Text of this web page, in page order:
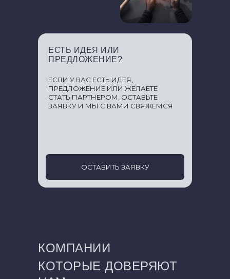
ОСТАВИТЬ ЗАЯВКУ
ЕСЛИ У ВАС ЕСТЬ ИДЕЯ,
ПРЕДЛОЖЕНИЕ ИЛИ ЖЕЛАЕТЕ
СТАТЬ ПАРТНЕРОМ, ОСТАВЬТЕ
ЗАЯВКУ И МЫ С ВАМИ СВЯЖЕМСЯ
ЕСТЬ ИДЕЯ ИЛИ
ПРЕДЛОЖЕНИЕ?
КОТОРЫЕ ДОВЕРЯЮТ
КОМПАНИИ